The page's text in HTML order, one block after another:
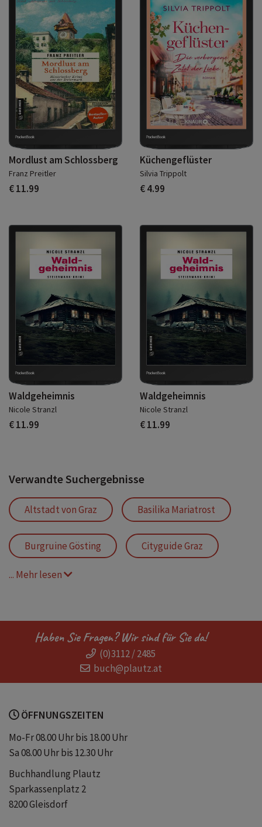
Mordlust am Schlossberg
Franz Preitler
€ 11.99
Küchengeflüster
Silvia Trippolt
€ 4.99
Waldgeheimnis
Nicole Stranzl
€ 11.99
Waldgeheimnis
Nicole Stranzl
€ 11.99
Verwandte Suchergebnisse
Altstadt von Graz Basilika Mariatrost
Burgruine Gösting Cityguide Graz
Graz
Grazer Burg Grazer Dom
Grazer Murinsel Grazer Uhrturm
Schloss Eggenberg Graz
... Mehr lesen
Haben Sie Fragen? Wir sind für Sie da!
(0)3112 / 2485
buch@plautz.at
ÖFFNUNGSZEITEN
Mo-Fr 08.00 Uhr bis 18.00 Uhr
Sa 08.00 Uhr bis 12.30 Uhr
Buchhandlung Plautz
Sparkassenplatz 2
8200 Gleisdorf